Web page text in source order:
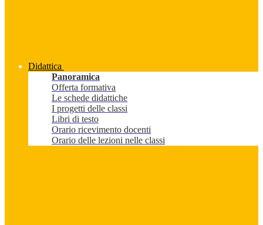
Didattica
Panoramica
Offerta formativa
Le schede didattiche
I progetti delle classi
Libri di testo
Orario ricevimento docenti
Orario delle lezioni nelle classi